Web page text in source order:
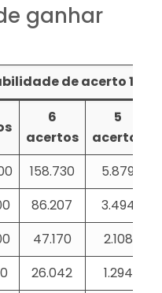
ganhar
de acerto 1: em
6
acertos
5
acertos
158.730
5.879
86.207
3.494
47.170
2.108
26.042
1.294